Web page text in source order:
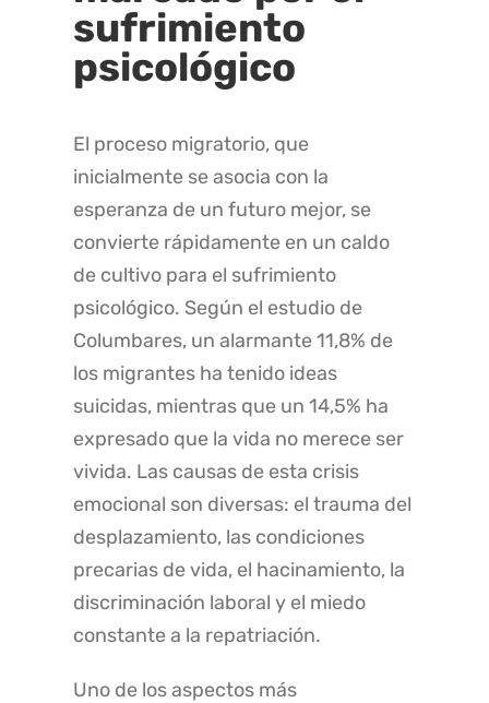
sufrimiento
psicológico
El proceso migratorio, que
inicialmente se asocia con la
esperanza de un futuro mejor, se
convierte rápidamente en un caldo
de cultivo para el sufrimiento
psicológico. Según el estudio de
Columbares, un alarmante 11,8% de
los migrantes ha tenido ideas
suicidas, mientras que un 14,5% ha
expresado que la vida no merece ser
vivida. Las causas de esta crisis
emocional son diversas: el trauma del
desplazamiento, las condiciones
precarias de vida, el hacinamiento, la
discriminación laboral y el miedo
constante a la repatriación.
Uno de los aspectos más